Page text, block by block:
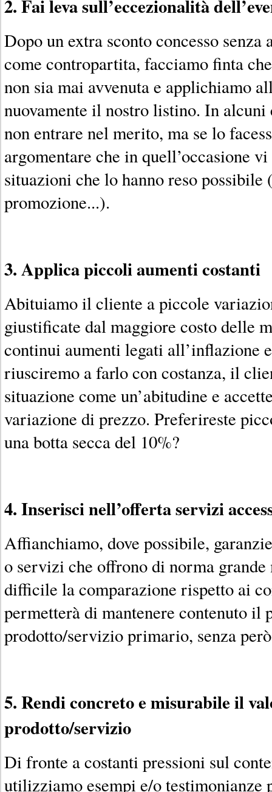
2. Fai leva sull’eccezionalità
Dopo un extra sconto concesso senza
come contropartita, facciamo finta
non sia mai avvenuta e applichiamo
nuovamente il nostro listino. In
non entrare nel merito, ma se lo
argomentare che in quell’occasione
situazioni che lo hanno reso possibile
promozione...).
3. Applica piccoli aumenti costanti
Abituiamo il cliente a piccole
giustificate dal maggiore costo delle
continui aumenti legati all’inflazione
riusciremo a farlo con costanza, il
situazione come un’abitudine e
variazione di prezzo. Preferireste
una botta secca del 10%?
4. Inserisci nell’offerta servizi
Affianchiamo, dove possibile,
o servizi che offrono di norma
difficile la comparazione rispetto ai
permetterà di mantenere contenuto il
prodotto/servizio primario, senza
5. Rendi concreto e misurabile il
prodotto/servizio
Di fronte a costanti pressioni sul
utilizziamo esempi e/o testimonianze